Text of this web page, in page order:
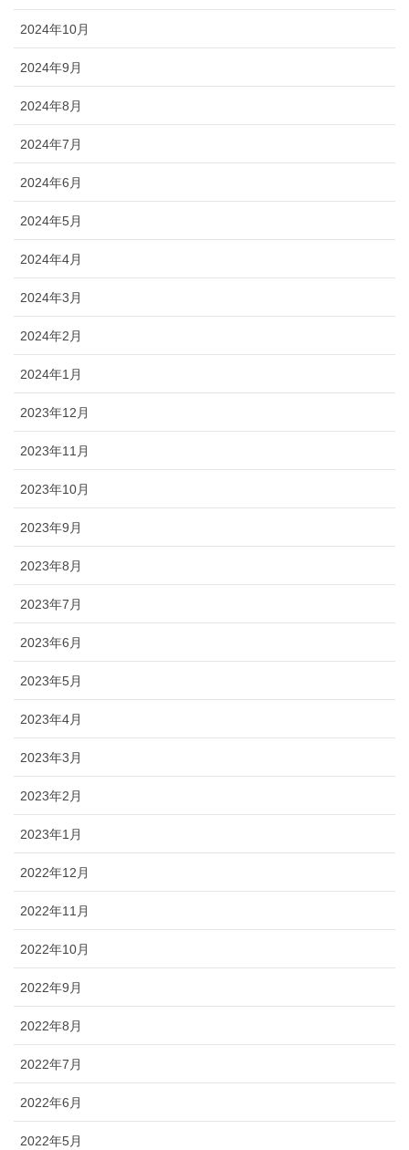
2024年10月
2024年9月
2024年8月
2024年7月
2024年6月
2024年5月
2024年4月
2024年3月
2024年2月
2024年1月
2023年12月
2023年11月
2023年10月
2023年9月
2023年8月
2023年7月
2023年6月
2023年5月
2023年4月
2023年3月
2023年2月
2023年1月
2022年12月
2022年11月
2022年10月
2022年9月
2022年8月
2022年7月
2022年6月
2022年5月